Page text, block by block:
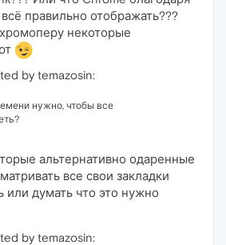
правильно отображать???
некоторые
by temazosin:
нужно, чтобы все
альтернативно одаренные
все свои закладки
или думать что это нужно
by temazosin: